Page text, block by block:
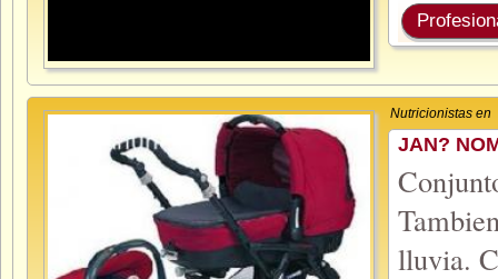
Nutricionistas en
JAN?
lluvia.